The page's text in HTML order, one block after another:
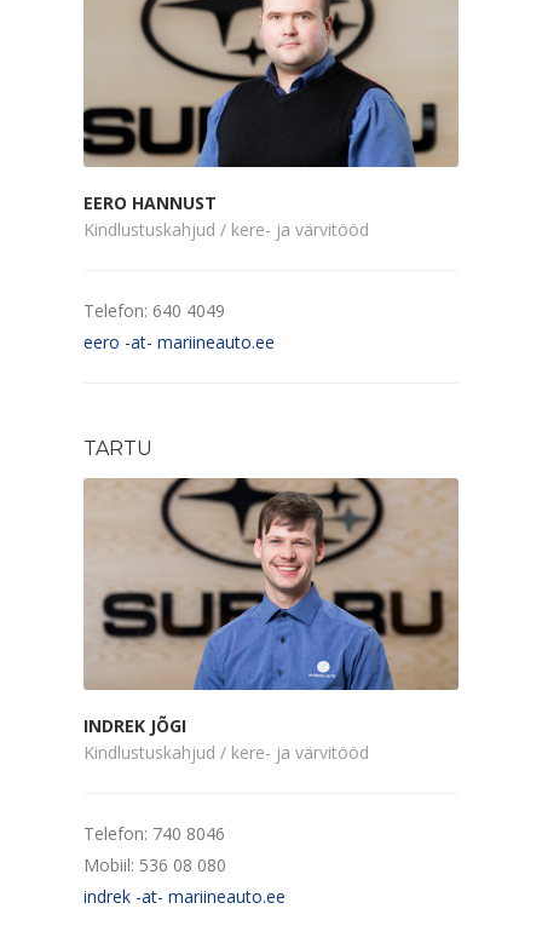
EERO HANNUST
Kindlustuskahjud / kere- ja värvitööd
Telefon: 640 4049
eero -at- mariineauto.ee
TARTU
INDREK JÕGI
Kindlustuskahjud / kere- ja värvitööd
Telefon: 740 8046
Mobiil: 536 08 080
indrek -at- mariineauto.ee